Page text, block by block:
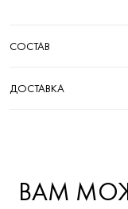
СОСТАВ
ДОСТАВКА
ВАМ